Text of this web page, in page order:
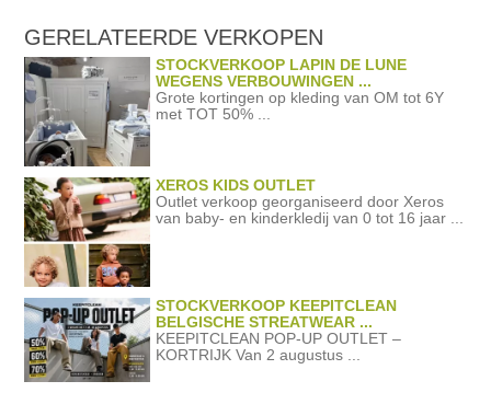
GERELATEERDEVERKOPEN
STOCKVERKOOP LAPIN DE LUNE
WEGENS VERBOUWINGEN ...
Grote kortingen op kleding van OM tot 6Y
met TOT 50% ...
XEROS KIDS OUTLET
Outlet verkoop georganiseerd door Xeros
van baby- en kinderkledij van 0 tot 16 jaar ...
STOCKVERKOOP KEEPITCLEAN
BELGISCHE STREATWEAR ...
KEEPITCLEAN POP-UP OUTLET –
KORTRIJK Van 2 augustus ...